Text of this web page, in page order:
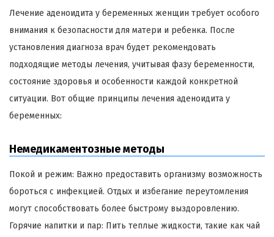
Лечение аденоидита у беременных женщин требует особого
внимания к безопасности для матери и ребенка. После
установления диагноза врач будет рекомендовать
подходящие методы лечения, учитывая фазу беременности,
состояние здоровья и особенности каждой конкретной
ситуации. Вот общие принципы лечения аденоидита у
беременных:
Немедикаментозные методы
Покой и режим: Важно предоставить организму возможность
бороться с инфекцией. Отдых и избегание переутомления
могут способствовать более быстрому выздоровлению.
Горячие напитки и пар: Пить теплые жидкости, такие как чай